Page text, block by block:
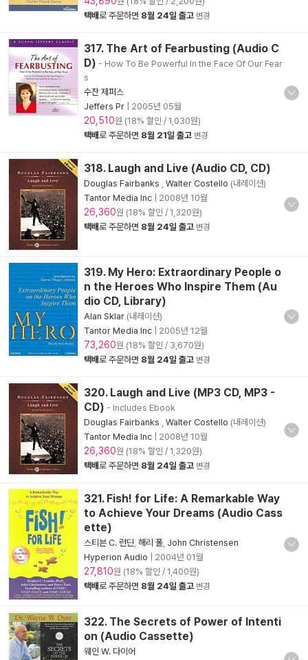
택배로 주문하면 8월 24일 출고 변경
317. The Art of Fearbusting (Audio C
D) - How To Be Powerful In the Face Of Our Fear
s
수잔 제퍼스
Jeffers Pr
2005년 05월
20,510원 (18% 할인 / 1,030원)
택배로 주문하면 8월 21일 출고 변경
318. Laugh and Live (Audio CD, CD)
Douglas Fairbanks Walter Costello (내레이션)
Tantor Media Inc
2008년 10월
26,360원 (18% 할인 / 1,320원)
택배로 주문하면 8월 24일 출고 변경
319. My Hero: Extraordinary People o
n the Heroes Who Inspire Them (Au
dio CD, Library)
Alan Sklar (내레이션)
Tantor Media Inc
2005년 12월
73,260원 (18% 할인 / 3,670원)
택배로 주문하면 8월 24일 출고 변경
320. Laugh and Live (MP3 CD, MP3 -
CD) - Includes Ebook
Douglas Fairbanks
Walter Costello (내레이션)
Tantor Media Inc
2008년 10월
26,360원 (18% 할인 / 1,320원)
택배로 주문하면 8월 24일 출고 변경
321. Fish! for Life: A Remarkable Way
to Achieve Your Dreams (Audio Cass
ette)
스티븐 C. 런딘 해리 폴 John Christensen
Hyperion Audio
2004년 01월
27,810원 (18% 할인 / 1,400원)
택배로 주문하면 8월 24일 출고 변경
322. The Secrets of Power of Intenti
on (Audio Cassette)
웨인 W. 다이어